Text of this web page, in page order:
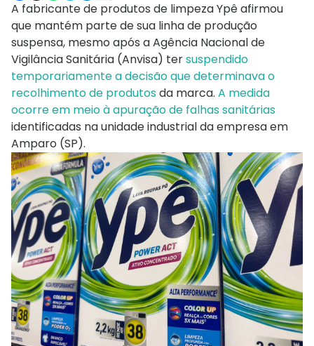
A fabricante de produtos de limpeza Ypê afirmou
que mantém parte de sua linha de produção
suspensa, mesmo após a Agência Nacional de
Vigilância Sanitária (Anvisa) tersuspendido
temporariamente a decisão que determinava o
recolhimento de produtosda marca. A medida
ocorre em meio à apuração de falhas sanitárias
identificadas na unidade industrial da empresa em
Amparo (SP).